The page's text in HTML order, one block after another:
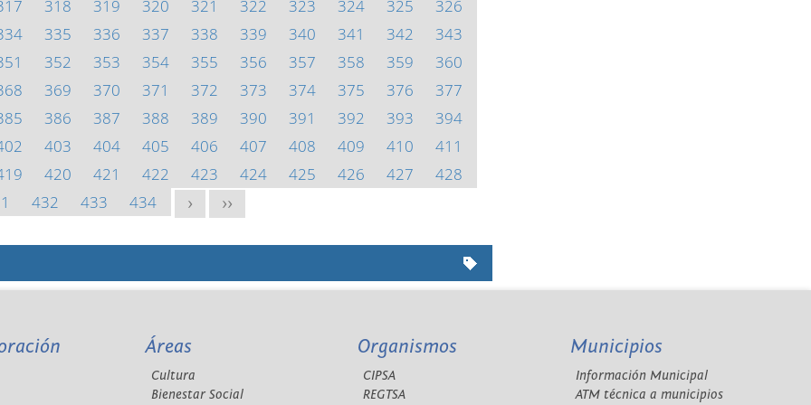
318 319 320 321 322 323 324 325
326
335 336 337 338 339 340 341 342
343
352 353 354 355 356 357 358 359
360
369 370 371 372 373 374 375 376
377
386 387 388 389 390 391 392 393
394
403 404 405 406 407 408 409 410
411
420 421 422 423 424 425 426 427
428
432 433 434 > >>
Áreas
Cultura
Bienestar Social
Organismos
CIPSA
REGTSA
Municipios
Información Municipal
ATM técnica a municipios